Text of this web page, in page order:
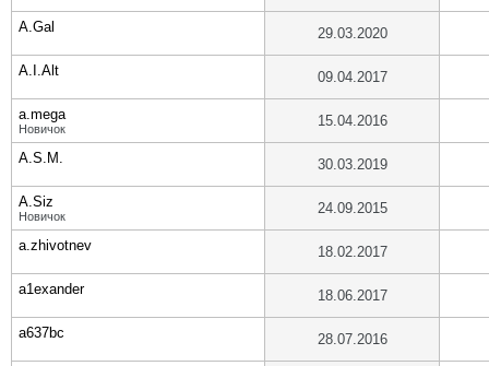
A.Gal 29.03.2020
A.I.Alt 09.04.2017
a.mega
Новичок 15.04.2016
A.S.M. 30.03.2019
A.Siz
Новичок 24.09.2015
a.zhivotnev 18.02.2017
a1exander 18.06.2017
a637bc 28.07.2016